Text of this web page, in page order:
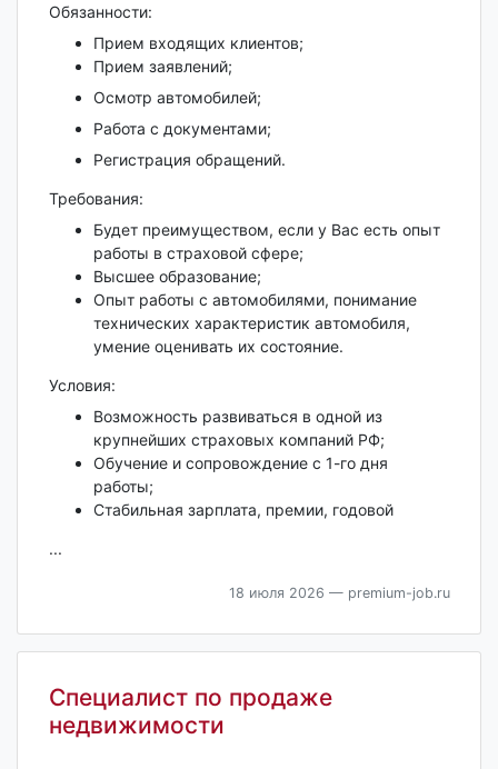
Обязанности:
Прием входящих клиентов;
Прием заявлений;
Осмотр автомобилей;
Работа с документами;
Регистрация обращений.
Требования:
Будет преимуществом, если у Вас есть опыт
работы в страховой сфере;
Высшее образование;
Опыт работы с автомобилями, понимание
технических характеристик автомобиля,
умение оценивать их состояние.
Условия:
Возможность развиваться в одной из
крупнейших страховых компаний РФ;
Обучение и сопровождение с 1-го дня
работы;
Стабильная зарплата, премии, годовой
...
18 июля 2026 — premium-job.ru
Специалист по продаже
недвижимости